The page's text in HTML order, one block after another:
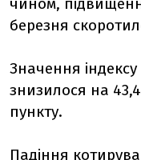
березня
Значення індексу
знизилося на
пункту.
Падіння